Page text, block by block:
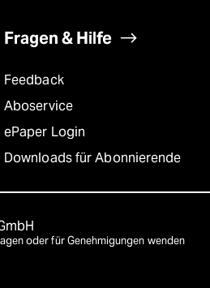
Fragen & Hilfe
Feedback
Aboservice
ePaper Login
Downloads für Abonnierende
oder für Genehmigungen wenden